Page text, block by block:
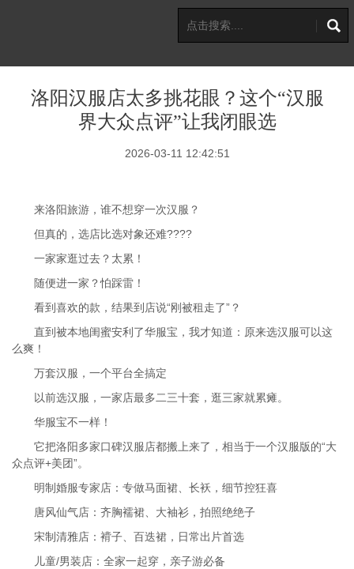
洛阳汉服店太多挑花眼？这个“汉服
界大众点评”让我闭眼选
2026-03-11 12:42:51
来洛阳旅游，谁不想穿一次汉服？
但真的，选店比选对象还难????
一家家逛过去？太累！
随便进一家？怕踩雷！
看到喜欢的款，结果到店说“刚被租走了”？
直到被本地闺蜜安利了华服宝，我才知道：原来选汉服可以这
么爽！
万套汉服，一个平台全搞定
以前选汉服，一家店最多二三十套，逛三家就累瘫。
华服宝不一样！
它把洛阳多家口碑汉服店都搬上来了，相当于一个汉服版的“大
众点评+美团”。
明制婚服专家店：专做马面裙、长袄，细节控狂喜
唐风仙气店：齐胸襦裙、大袖衫，拍照绝绝子
宋制清雅店：褙子、百迭裙，日常出片首选
儿童/男装店：全家一起穿，亲子游必备